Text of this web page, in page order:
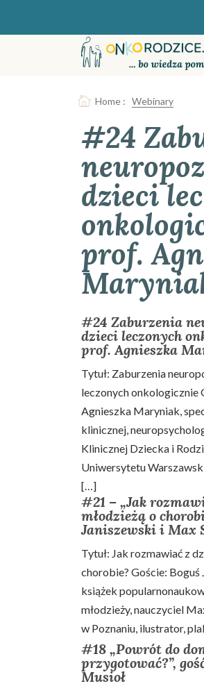
Home : Webinary
#24
dzieci
prof.
#24 Zaburzenia
dzieci leczonych
prof. Agnieszka
Tytuł: Zaburzenia
leczonych onkologicznie
Agnieszka Maryniak,
klinicznej,
Klinicznej Dziecka i
Uniwersytetu
[…]
#21 – „Jak
młodzieżą o
Janiszewski i Max
Tytuł: Jak rozmawiać z
chorobie? Goście:
książek
młodzieży, nauczyciel
w Poznaniu, ilustrator,
#18 „Powrót do
przygotować?”,
Musioł